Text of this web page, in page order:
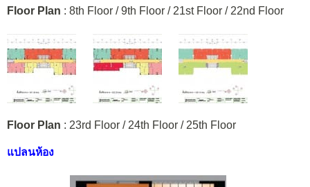
Floor Plan : 8th Floor / 9th Floor / 21st Floor / 22nd Floor
Floor Plan : 23rd Floor / 24th Floor / 25th Floor
แปลนห้อง